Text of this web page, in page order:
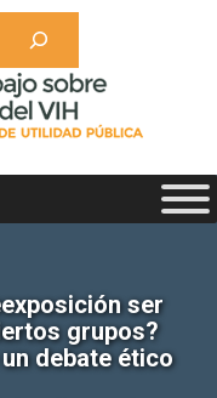
ser
grupos?
debate ético